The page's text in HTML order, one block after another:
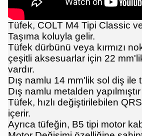
Tüfek, COLT M4 Tipi Classic
Taşıma koluyla gelir.
Tüfek dürbünü veya kırmızı
çeşitli aksesuarlar için 22
vardır.
Dış namlu 14 mm'lik sol diş ile
Dış namlu metalden yapılmıştır
Tüfek, hızlı değiştirilebilen
içerir.
Ayrıca tüfeğin, B5 tipi motor